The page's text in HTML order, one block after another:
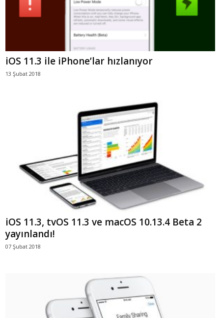
iOS 11.3 ile iPhone’lar hızlanıyor
13 Şubat 2018
iOS 11.3, tvOS 11.3 ve macOS 10.13.4 Beta 2
yayınlandı!
07 Şubat 2018